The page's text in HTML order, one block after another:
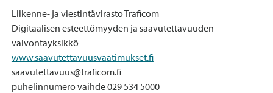
Liikenne- ja viestintävirasto Traficom
Digitaalisen esteettömyyden ja saavutettavuuden
valvontayksikkö
www.saavutettavuusvaatimukset.fi
saavutettavuus@traficom.fi
puhelinnumero vaihde 029 534 5000